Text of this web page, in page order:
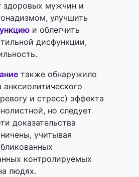
здоровых мужчин и
улучшить
и облегчить
дисфункции,
также обнаружило
анксиолитического
и стресс) эффекта
но следует
доказательства
учитывая
контролируемых
людях.